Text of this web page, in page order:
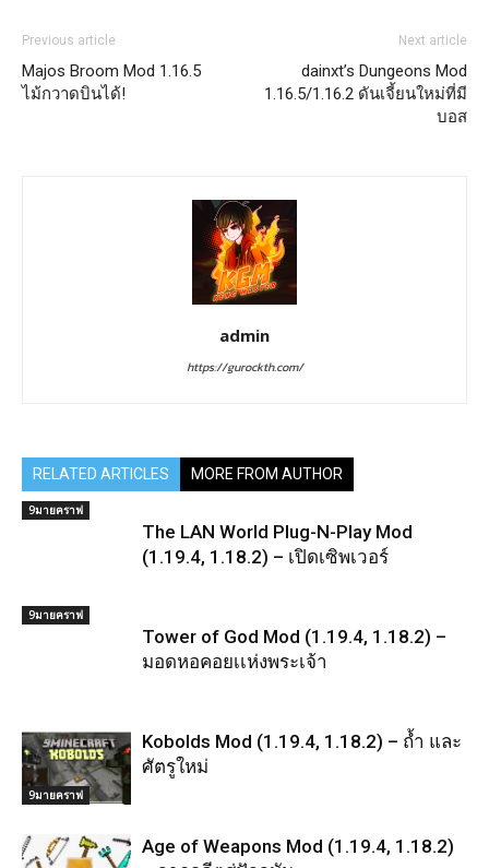
Previous article
Majos Broom Mod 1.16.5
ไม้กวาดบินได้!
Next article
dainxt’s Dungeons Mod
1.16.5/1.16.2 ดันเจี้ยนใหม่ที่มี
บอส
admin
https://gurockth.com/
RELATED ARTICLES MORE FROM AUTHOR
9มายคราฟ
The LAN World Plug-N-Play Mod
(1.19.4, 1.18.2) – เปิดเซิพเวอร์
9มายคราฟ
Tower of God Mod (1.19.4, 1.18.2) –
มอดหอคอยเเห่งพระเจ้า
9มายคราฟ
Kobolds Mod (1.19.4, 1.18.2) – ถ้ำ และ
ศัตรูใหม่
Age of Weapons Mod (1.19.4, 1.18.2)